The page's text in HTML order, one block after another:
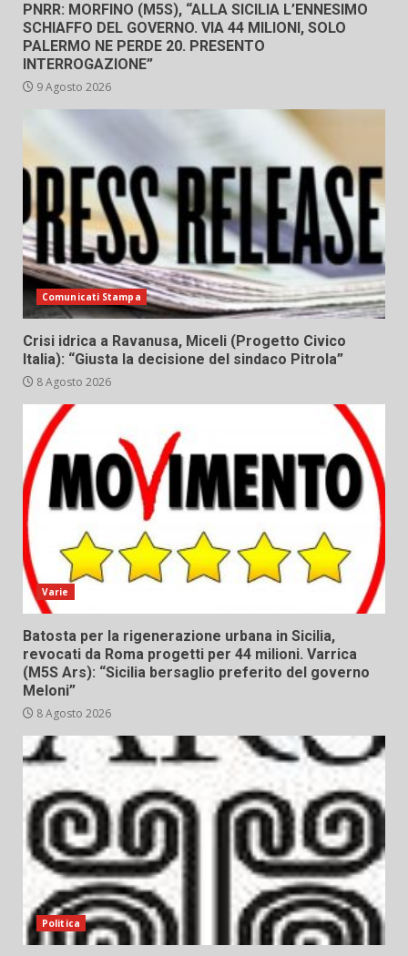
PNRR: MORFINO (M5S), “ALLA SICILIA L’ENNESIMO
SCHIAFFO DEL GOVERNO. VIA 44 MILIONI, SOLO
PALERMO NE PERDE 20. PRESENTO
INTERROGAZIONE”
9 Agosto 2026
Comunicati Stampa
Crisi idrica a Ravanusa, Miceli (Progetto Civico
Italia): “Giusta la decisione del sindaco Pitrola”
8 Agosto 2026
Varie
Batosta per la rigenerazione urbana in Sicilia,
revocati da Roma progetti per 44 milioni. Varrica
(M5S Ars): “Sicilia bersaglio preferito del governo
Meloni”
8 Agosto 2026
Politica